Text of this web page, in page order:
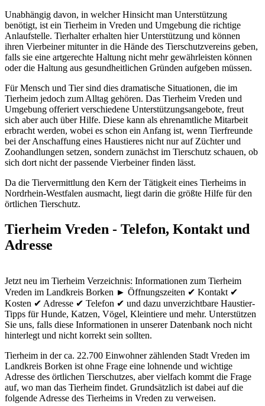
Unabhängig davon, in welcher Hinsicht man Unterstützung
benötigt, ist ein Tierheim in Vreden und Umgebung die richtige
Anlaufstelle. Tierhalter erhalten hier Unterstützung und können
ihren Vierbeiner mitunter in die Hände des Tierschutzvereins geben,
falls sie eine artgerechte Haltung nicht mehr gewährleisten können
oder die Haltung aus gesundheitlichen Gründen aufgeben müssen.
Für Mensch und Tier sind dies dramatische Situationen, die im
Tierheim jedoch zum Alltag gehören. Das Tierheim Vreden und
Umgebung offeriert verschiedene Unterstützungsangebote, freut
sich aber auch über Hilfe. Diese kann als ehrenamtliche Mitarbeit
erbracht werden, wobei es schon ein Anfang ist, wenn Tierfreunde
bei der Anschaffung eines Haustieres nicht nur auf Züchter und
Zoohandlungen setzen, sondern zunächst im Tierschutz schauen, ob
sich dort nicht der passende Vierbeiner finden lässt.
Da die Tiervermittlung den Kern der Tätigkeit eines Tierheims in
Nordrhein-Westfalen ausmacht, liegt darin die größte Hilfe für den
örtlichen Tierschutz.
Tierheim Vreden - Telefon, Kontakt und
Adresse
Jetzt neu im Tierheim Verzeichnis: Informationen zum Tierheim
Vreden im Landkreis Borken ► Öffnungszeiten ✔ Kontakt ✔
Kosten ✔ Adresse ✔ Telefon ✔ und dazu unverzichtbare Haustier-
Tipps für Hunde, Katzen, Vögel, Kleintiere und mehr. Unterstützen
Sie uns, falls diese Informationen in unserer Datenbank noch nicht
hinterlegt und nicht korrekt sein sollten.
Tierheim in der ca. 22.700 Einwohner zählenden Stadt Vreden im
Landkreis Borken ist ohne Frage eine lohnende und wichtige
Adresse des örtlichen Tierschutzes, aber vielfach kommt die Frage
auf, wo man das Tierheim findet. Grundsätzlich ist dabei auf die
folgende Adresse des Tierheims in Vreden zu verweisen.